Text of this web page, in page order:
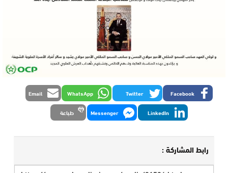
Facebook
Twitter
WhatsApp
Email
LinkedIn
Messenger طباعة
رابط المشاركة :